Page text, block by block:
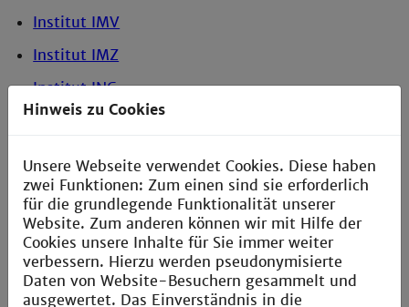
Institut IMV
Institut IMZ
Institut ING
Institut IPM
Institut MI
Institut MIB
Institut OC
Institut PI
Hinweis zu Cookies
Unsere Webseite verwendet Cookies. Diese haben
zwei Funktionen: Zum einen sind sie erforderlich
für die grundlegende Funktionalität unserer
Website. Zum anderen können wir mit Hilfe der
Cookies unsere Inhalte für Sie immer weiter
verbessern. Hierzu werden pseudonymisierte
Daten von Website-Besuchern gesammelt und
ausgewertet. Das Einverständnis in die